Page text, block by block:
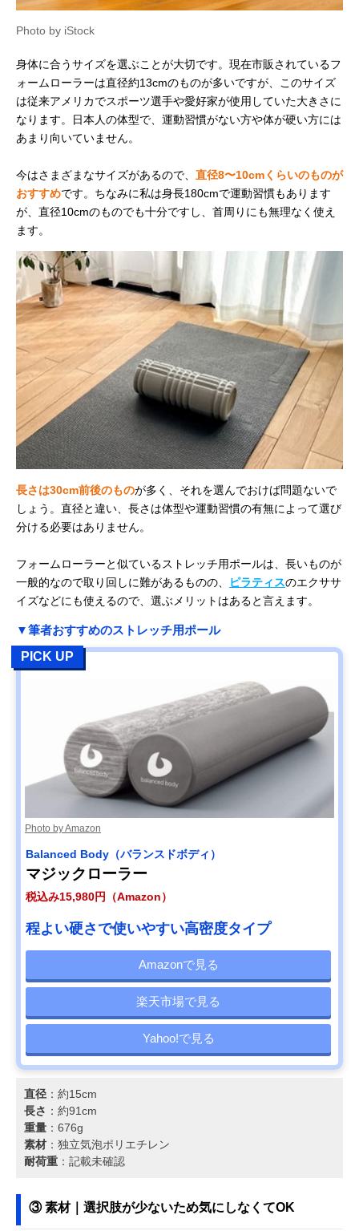
Photo by iStock
身体に合うサイズを選ぶことが大切です。現在市販されているフ
ォームローラーは直径約13cmのものが多いですが、このサイズ
は従来アメリカでスポーツ選手や愛好家が使用していた大きさに
なります。日本人の体型で、運動習慣がない方や体が硬い方には
あまり向いていません。
今はさまざまなサイズがあるので、 直径8〜10cmくらいのものが
おすすめです。ちなみに私は身長180cmで運動習慣もあります
が、直径10cmのものでも十分ですし、首周りにも無理なく使え
ます。
長さは30cm前後のものが多く、それを選んでおけば問題ないで
しょう。直径と違い、長さは体型や運動習慣の有無によって選び
分ける必要はありません。
フォームローラーと似ているストレッチ用ポールは、長いものが
一般的なので取り回しに難があるものの、
ピラティスのエクササ
イズなどにも使えるので、選ぶメリットはあると言えます。
▼筆者おすすめのストレッチ用ポール
PICK UP
Photo by Amazon
Balanced Body（バランスドボディ）
マジックローラー
税込み15,980円（Amazon）
程よい硬さで使いやすい高密度タイプ
Amazonで見る
楽天市場で見る
Yahoo!で見る
直径 ：約15cm
長さ ：約91cm
重量 ：676g
素材 ：独立気泡ポリエチレン
耐荷重 ：記載未確認
③ 素材｜選択肢が少ないため気にしなくてOK